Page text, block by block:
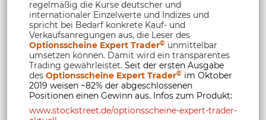
regelmäßig die Kurse deutscher und
internationaler Einzelwerte und Indizes und
spricht bei Bedarf konkrete Kauf- und
Verkaufsanregungen aus, die Leser des
Optionsscheine Expert Trader© unmittelbar
umsetzen können. Damit wird ein transparentes
Trading gewährleistet. Seit der ersten Ausgabe
des Optionsscheine Expert Trader© im Oktober
2019 weisen ~82% der abgeschlossenen
Positionen einen Gewinn aus. Infos zum Produkt:
www.stockstreet.de/optionsscheine-expert-trader-